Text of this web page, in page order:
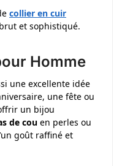
collier en cuir
et sophistiqué.
Homme
une excellente idée
une fête ou
un bijou
de cou en perles ou
goût raffiné et